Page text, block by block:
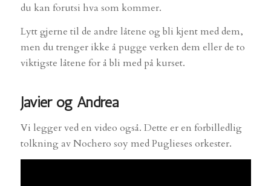
du kan forutsi hva som kommer.
Lytt gjerne til de andre låtene og bli kjent med dem,
men du trenger ikke å pugge verken dem eller de to
viktigste låtene for å bli med på kurset.
Javier og Andrea
Vi legger ved en video også. Dette er en forbilledlig
tolkning av Nochero soy med Puglieses orkester.